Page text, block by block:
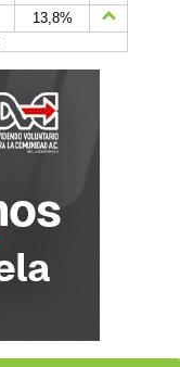
13,8%